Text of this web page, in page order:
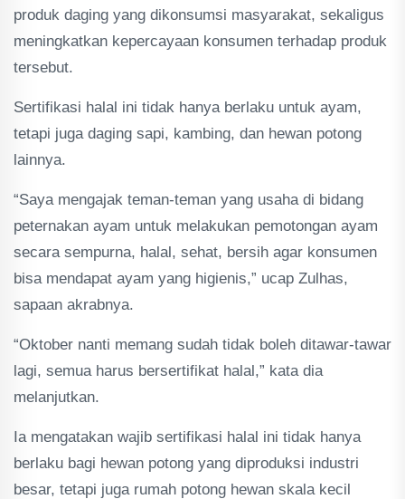
produk daging yang dikonsumsi masyarakat, sekaligus
meningkatkan kepercayaan konsumen terhadap produk
tersebut.
Sertifikasi halal ini tidak hanya berlaku untuk ayam,
tetapi juga daging sapi, kambing, dan hewan potong
lainnya.
“Saya mengajak teman-teman yang usaha di bidang
peternakan ayam untuk melakukan pemotongan ayam
secara sempurna, halal, sehat, bersih agar konsumen
bisa mendapat ayam yang higienis,” ucap Zulhas,
sapaan akrabnya.
“Oktober nanti memang sudah tidak boleh ditawar-tawar
lagi, semua harus bersertifikat halal,” kata dia
melanjutkan.
Ia mengatakan wajib sertifikasi halal ini tidak hanya
berlaku bagi hewan potong yang diproduksi industri
besar, tetapi juga rumah potong hewan skala kecil